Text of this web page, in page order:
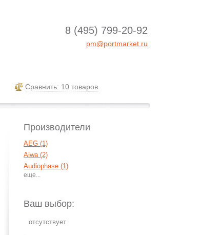
Производители
AEG (1)
Aiwa (2)
Audiophase (1)
Gueray (7)
Naxa (1)
Panasonic (21)
Philips (12)
Ваш выбор:
8 (495) 799-20-92
pm@portmarket.ru
Cравнить: 10 товаров